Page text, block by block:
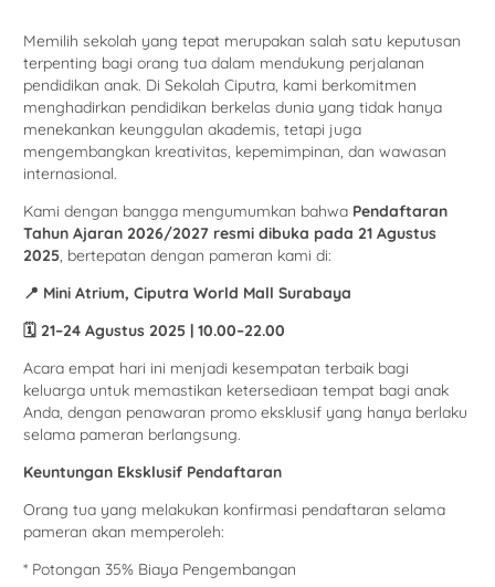
Memilih sekolah yang tepat merupakan salah satu keputusan
terpenting bagi orang tua dalam mendukung perjalanan
pendidikan anak. Di Sekolah Ciputra, kami berkomitmen
menghadirkan pendidikan berkelas dunia yang tidak hanya
menekankan keunggulan akademis, tetapi juga
mengembangkan kreativitas, kepemimpinan, dan wawasan
internasional.
Kami dengan bangga mengumumkan bahwa Pendaftaran
Tahun Ajaran 2026/2027 resmi dibuka pada 21 Agustus
2025 , bertepatan dengan pameran kami di:
📍 Mini Atrium, Ciputra World Mall Surabaya
🗓 21–24 Agustus 2025 | 10.00–22.00
Acara empat hari ini menjadi kesempatan terbaik bagi
keluarga untuk memastikan ketersediaan tempat bagi anak
Anda, dengan penawaran promo eksklusif yang hanya berlaku
selama pameran berlangsung.
Keuntungan Eksklusif Pendaftaran
Orang tua yang melakukan konfirmasi pendaftaran selama
pameran akan memperoleh:
* Potongan 35% Biaya Pengembangan